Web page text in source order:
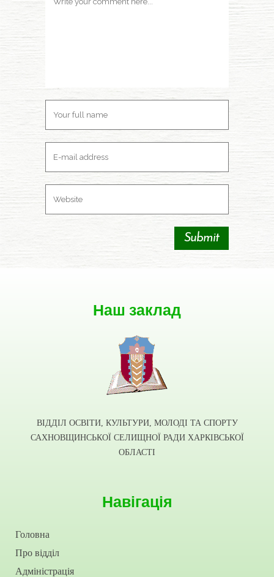
Наш заклад
ВІДДІЛ ОСВІТИ, КУЛЬТУРИ, МОЛОДІ ТА СПОРТУ
САХНОВЩИНСЬКОЇ СЕЛИЩНОЇ РАДИ ХАРКІВСЬКОЇ
ОБЛАСТІ
Навігація
Головна
Про відділ
Адміністрація